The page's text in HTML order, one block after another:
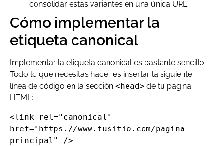
consolidar estas variantes en una única URL.
Cómo implementar la
etiqueta canonical
Implementar la etiqueta canonical es bastante sencillo.
Todo lo que necesitas hacer es insertar la siguiente
línea de código en la sección <head> de tu página
HTML:
<link rel="canonical"
href="https://www.tusitio.com/pagina-
principal" />